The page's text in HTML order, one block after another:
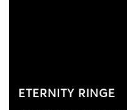
ETERNITY RINGE